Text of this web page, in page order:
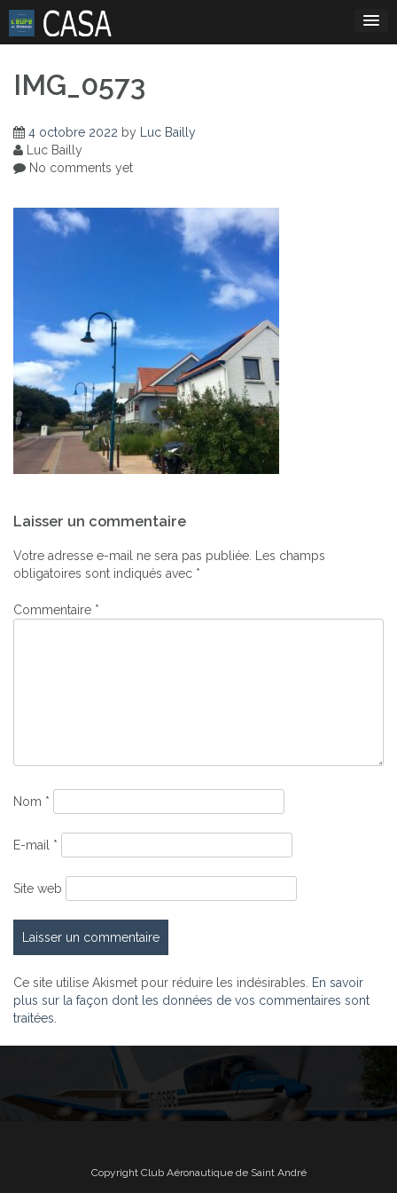
Skip
content
IMG_0573
4 octobre 2022 by Luc Bailly
Luc Bailly
No comments yet
de
l’article
Laisser un commentaire
Votre adresse e-mail ne sera pas publiée. Les champs
obligatoires sont indiqués avec *
Commentaire *
Nom *
E-mail *
Site web
Ce site utilise Akismet pour réduire les indésirables. En savoir
plus sur la façon dont les données de vos commentaires sont
traitées
Copyright Club Aéronautique de Saint André